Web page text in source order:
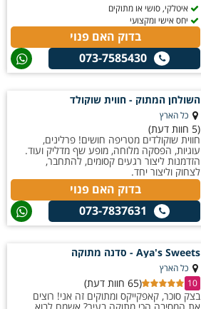
איטלקי, סושי או מתוקים
יחס אישי ומקצועי
בדוק האם פנוי
073-7585430
השולחן המתוק - חווית שוקולד
כל הארץ
(5 חוות דעת)
חווית שוקולדים מטריפה חושים! פרלינים,
עוגיות, הפסקה מלוחה, מופע שף מדליק ועוד.
הזדמנות ליצור רגעים קסומים, להתחבר,
לצחוק וליצור יחד.
בדוק האם פנוי
073-7837631
Aya's Sweets - סדנה מתוקה
כל הארץ
10
(65 חוות דעת)
בצק סוכר, קאפקייקס ומתוקים זה אני! רוצים